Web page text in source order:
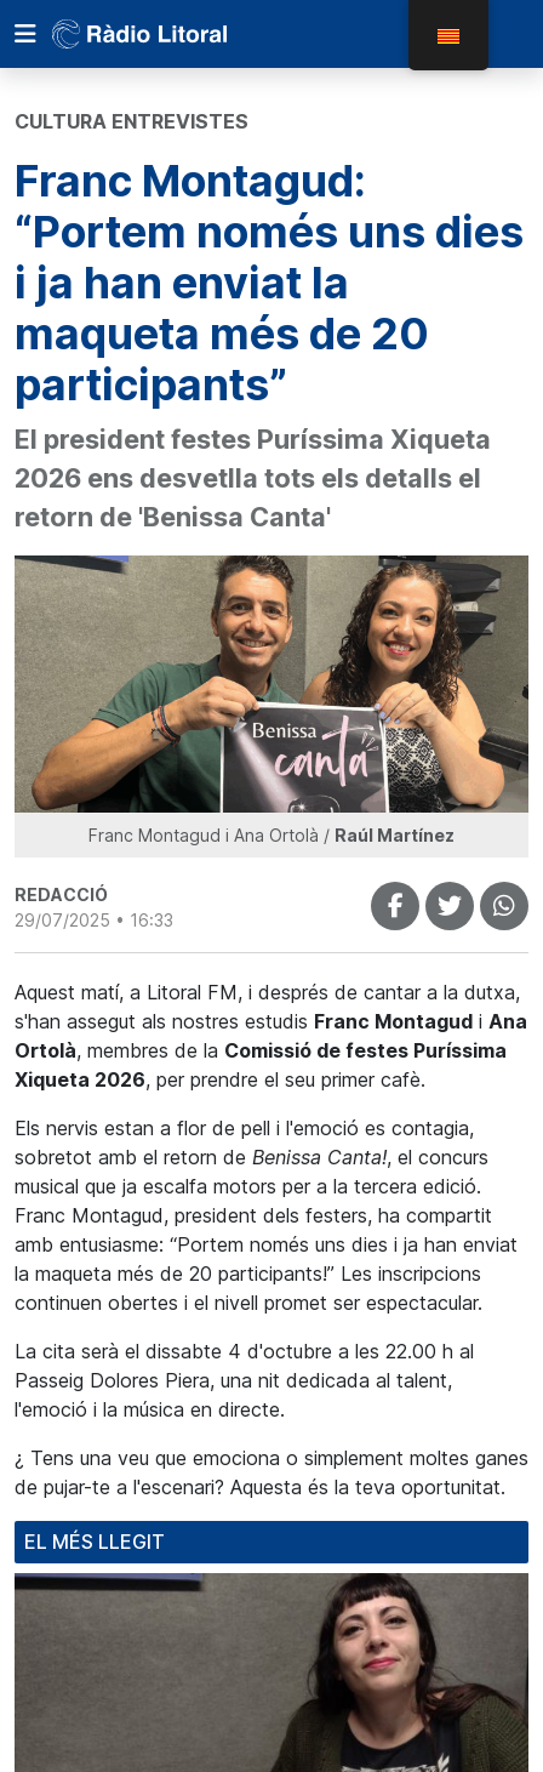
CULTURA ENTREVISTES
Franc Montagud:
“Portem només uns dies
i ja han enviat la
maqueta més de 20
participants”
El president festes Puríssima Xiqueta
2026 ens desvetlla tots els detalls el
retorn de 'Benissa Canta'
Franc Montagud i Ana Ortolà / Raúl Martínez
REDACCIÓ
29/07/2025 • 16:33
Aquest matí, a Litoral FM, i després de cantar a la dutxa,
s'han assegut als nostres estudis Franc Montagud i Ana
Ortolà, membres de la Comissió de festes Puríssima
Xiqueta 2026, per prendre el seu primer cafè.
Els nervis estan a flor de pell i l'emoció es contagia,
sobretot amb el retorn de Benissa Canta!, el concurs
musical que ja escalfa motors per a la tercera edició.
Franc Montagud, president dels festers, ha compartit
amb entusiasme: “Portem només uns dies i ja han enviat
la maqueta més de 20 participants!” Les inscripcions
continuen obertes i el nivell promet ser espectacular.
La cita serà el dissabte 4 d'octubre a les 22.00 h al
Passeig Dolores Piera, una nit dedicada al talent,
l'emoció i la música en directe.
¿ Tens una veu que emociona o simplement moltes ganes
de pujar-te a l'escenari? Aquesta és la teva oportunitat.
EL MÉS LLEGIT